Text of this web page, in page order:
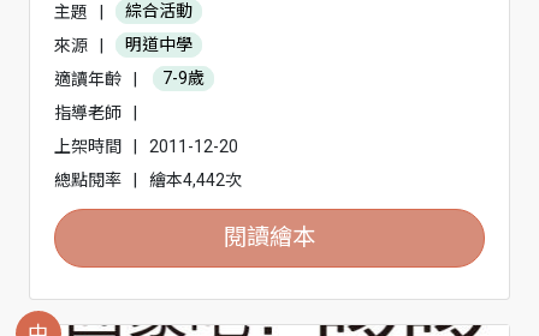
主題
綜合活動
來源
明道中學
適讀年齡
7-9歲
指導老師
上架時間
2011-12-20
總點閱率
繪本4,442次
閱讀繪本